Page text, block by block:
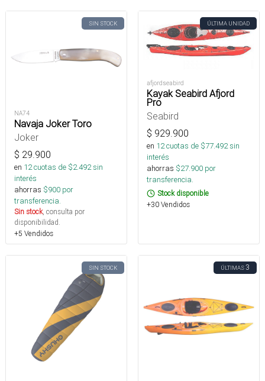
SIN STOCK
NA74
Navaja Joker Toro
Joker
$ 29.900
en 12cuotas de $2.492sin
interés
ahorras $900 por
transferencia.
Sin stock, consulta por
disponibilidad.
+5 Vendidos
ÚLTIMA UNIDAD
afjordseabird
Kayak Seabird Afjord
Pro
Seabird
$ 929.900
en 12cuotas de $77.492sin
interés
ahorras $27.900 por
transferencia.
Stock disponible
+30 Vendidos
SIN STOCK ÚLTIMAS3